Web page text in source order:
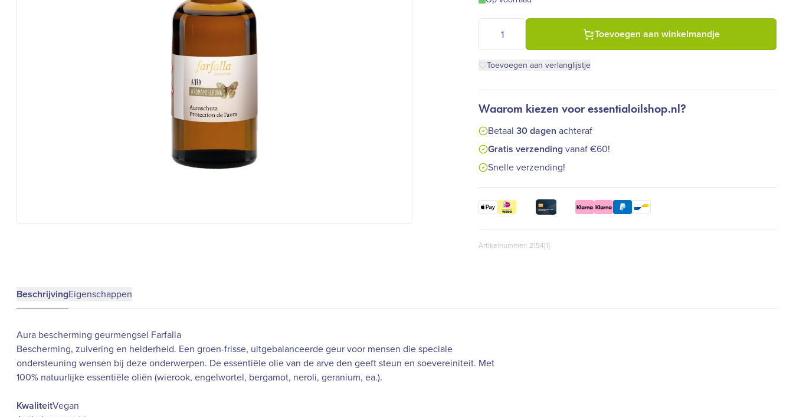
Farfalla - Aura bescherming geurmengsel (50 ml) aantal
Toevoegen aan winkelmandje
Toevoegen aan verlanglijstje
Waarom kiezen voor essentialoilshop.nl?
Betaal30 dagen achteraf
Gratis verzendingvanaf €60!
Snelle verzending!
Artikelnummer: 2154[1]
BeschrijvingEigenschappen
Aura bescherming geurmengsel Farfalla
Bescherming, zuivering en helderheid. Een groen-frisse, uitgebalanceerde geur voor mensen die speciale
ondersteuning wensen bij deze onderwerpen. De essentiële olie van de arve den geeft steun en soevereiniteit. Met
100% natuurlijke essentiële oliën (wierook, engelwortel, bergamot, neroli, geranium, ea.).
KwaliteitVegan